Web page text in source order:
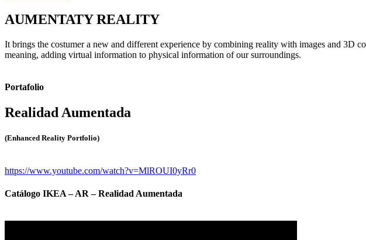
AUMENTATY REALITY
It brings the costumer a new and different experience by combining reality with images and
meaning, adding virtual information to physical information of our surroundings.
Portafolio
Realidad Aumentada
(Enhanced Reality Portfolio)
https://www.youtube.com/watch?v=MlROUI0yRr0
Catálogo IKEA – AR – Realidad Aumentada